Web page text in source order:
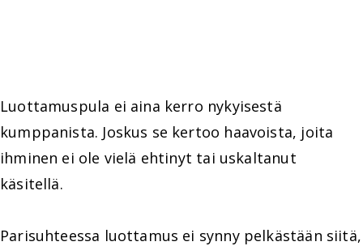
Luottamuspula ei aina kerro nykyisestä
kumppanista. Joskus se kertoo haavoista, joita
ihminen ei ole vielä ehtinyt tai uskaltanut
käsitellä.
Parisuhteessa luottamus ei synny pelkästään siitä,